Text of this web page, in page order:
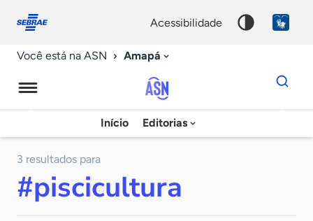
conosco
acessibilidade
Você está na ASN Amapá
Agência
Sebrae
Notícias
Início Editorias
Dados
para
chave
3 resultados para
#piscicultura